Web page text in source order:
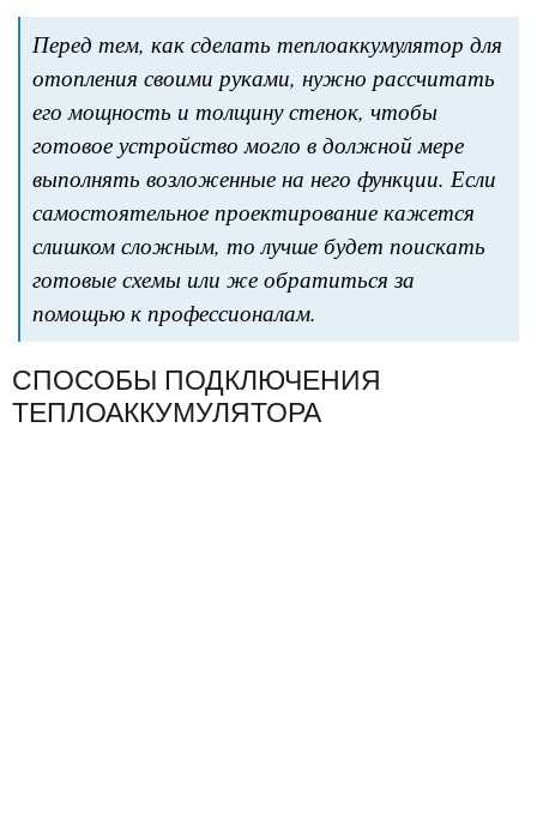
Перед тем, как сделать теплоаккумулятор для
отопления своими руками, нужно рассчитать
его мощность и толщину стенок, чтобы
готовое устройство могло в должной мере
выполнять возложенные на него функции. Если
самостоятельное проектирование кажется
слишком сложным, то лучше будет поискать
готовые схемы или же обратиться за
помощью к профессионалам.
СПОСОБЫ ПОДКЛЮЧЕНИЯ
ТЕПЛОАККУМУЛЯТОРА